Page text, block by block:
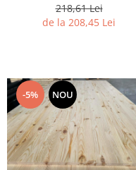
218,61 Lei
de la 208,45 Lei
-5% NOU